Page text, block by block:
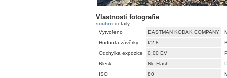
Vlastnosti fotografie
souhrn detaily
Vytvořeno
EASTMAN KODAK COMPANY
Hodnota závěrky
f/2,8
Odchylka expozice
0,00 EV
Blesk
No Flash
ISO
80